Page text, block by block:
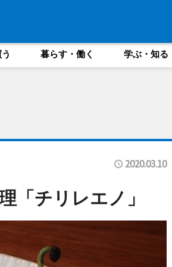
暮らす・働く 学ぶ・知る
2020.03.10
「チリレエノ」